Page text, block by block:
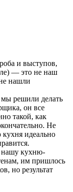
и выступов,
— это не наш
нашли
решили делать
он все
такой, как
Не
идеально
нашу кухню-
им пришлось
но результат